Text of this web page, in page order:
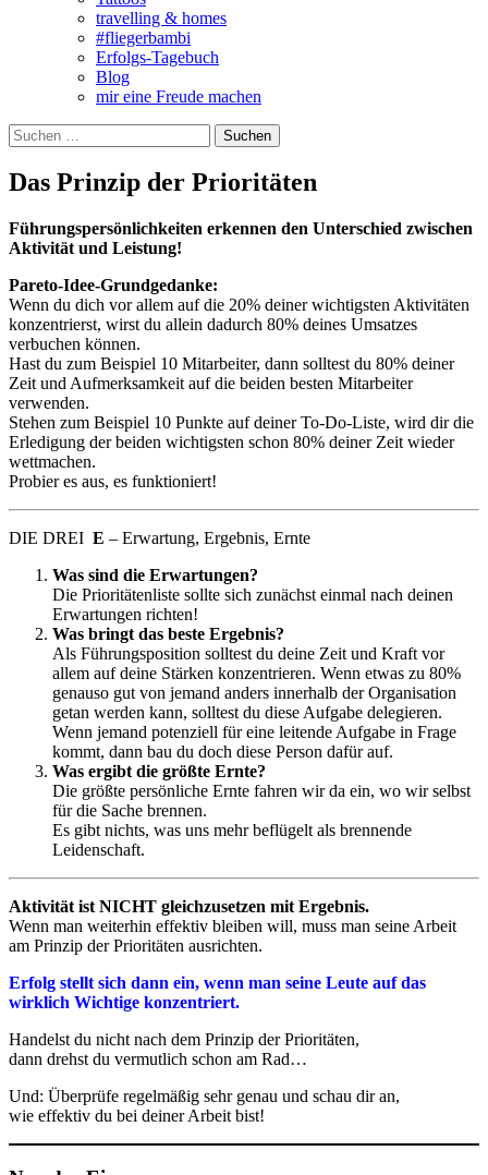
travelling & homes
#fliegerbambi
Erfolgs-Tagebuch
Blog
mir eine Freude machen
Suchen
nach:
Das Prinzip der Prioritäten
Führungspersönlichkeiten erkennen den Unterschied zwischen
Aktivität und Leistung!
Pareto-Idee-Grundgedanke:
Wenn du dich vor allem auf die 20% deiner wichtigsten Aktivitäten
konzentrierst, wirst du allein dadurch 80% deines Umsatzes
verbuchen können.
Hast du zum Beispiel 10 Mitarbeiter, dann solltest du 80% deiner
Zeit und Aufmerksamkeit auf die beiden besten Mitarbeiter
verwenden.
Stehen zum Beispiel 10 Punkte auf deiner To-Do-Liste, wird dir die
Erledigung der beiden wichtigsten schon 80% deiner Zeit wieder
wettmachen.
Probier es aus, es funktioniert!
DIE DREI E – Erwartung, Ergebnis, Ernte
Was sind die Erwartungen?
Die Prioritätenliste sollte sich zunächst einmal nach deinen
Erwartungen richten!
Was bringt das beste Ergebnis?
Als Führungsposition solltest du deine Zeit und Kraft vor
allem auf deine Stärken konzentrieren. Wenn etwas zu 80%
genauso gut von jemand anders innerhalb der Organisation
getan werden kann, solltest du diese Aufgabe delegieren.
Wenn jemand potenziell für eine leitende Aufgabe in Frage
kommt, dann bau du doch diese Person dafür auf.
Was ergibt die größte Ernte?
Die größte persönliche Ernte fahren wir da ein, wo wir selbst
für die Sache brennen.
Es gibt nichts, was uns mehr beflügelt als brennende
Leidenschaft.
Aktivität ist NICHT gleichzusetzen mit Ergebnis.
Wenn man weiterhin effektiv bleiben will, muss man seine Arbeit
am Prinzip der Prioritäten ausrichten.
Erfolg stellt sich dann ein, wenn man seine Leute auf das
wirklich Wichtige konzentriert.
Handelst du nicht nach dem Prinzip der Prioritäten,
dann drehst du vermutlich schon am Rad…
Und: Überprüfe regelmäßig sehr genau und schau dir an,
wie effektiv du bei deiner Arbeit bist!